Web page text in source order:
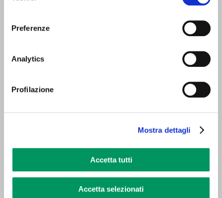
Preferenze
Analytics
Profilazione
Mostra dettagli
Accetta tutti
Accetta selezionati
tramite carta di credito/debito!
Contatti